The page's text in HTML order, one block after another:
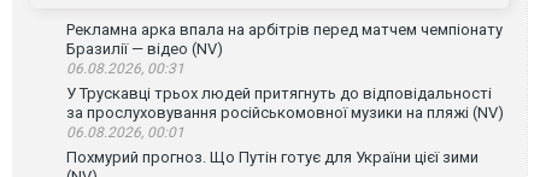
Рекламна арка впала на арбітрів перед матчем чемпіонату
Бразилії — відео (NV)
06.08.2026, 00:31
У Трускавці трьох людей притягнуть до відповідальності
за прослуховування російськомовної музики на пляжі (NV)
06.08.2026, 00:01
Похмурий прогноз. Що Путін готує для України цієї зими